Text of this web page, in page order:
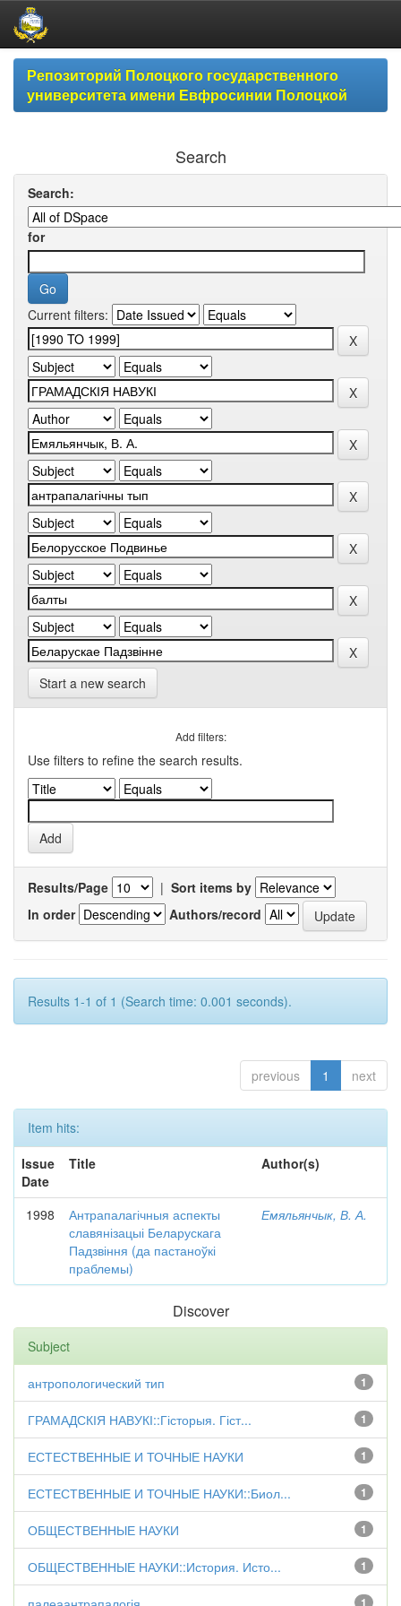
Skip
navigationРепозиторий Полоцкого государственного
университета имени Евфросинии Полоцкой
Search
Search:
for
Current filters:
Start a new search
Add filters:
Use filters to refine the search results.
Results/Page | Sort items by
In order
Authors/record
Results 1-1 of 1 (Search time: 0.001 seconds).
previous 1 next
Item hits:
Issue
Date
Title Author(s)
1998
Антрапалагічныя аспекты
славянізацыі Беларускага
Падзвіння (да пастаноўкі
праблемы)
Емяльянчык, В. А.
Discover
Subject
1
антропологический тип
1
ГРАМАДСКІЯ НАВУКІ::Гісторыя. Гіст...
1
ЕСТЕСТВЕННЫЕ И ТОЧНЫЕ НАУКИ
1
ЕСТЕСТВЕННЫЕ И ТОЧНЫЕ НАУКИ::Биол...
1
ОБЩЕСТВЕННЫЕ НАУКИ
1
ОБЩЕСТВЕННЫЕ НАУКИ::История. Исто...
1